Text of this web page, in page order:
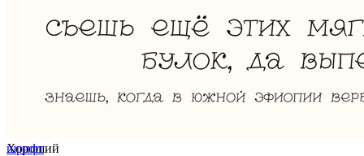
Хороший
шрифт